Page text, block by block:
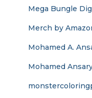
Mega Bungle
Merch by
Mohamed A.
Mohamed